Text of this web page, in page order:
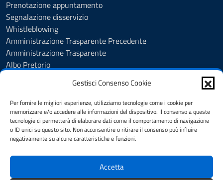
Gestisci Consenso Cookie
Per fornire le migliori esperienze, utilizziamo tecnologie come i cookie per
memorizzare e/o accedere alle informazioni del dispositivo. Il consenso a queste
tecnologie ci permetterà di elaborare dati come il comportamento di navigazione
o ID unici su questo sito. Non acconsentire o ritirare il consenso può influire
negativamente su alcune caratteristiche e funzioni.
Accetta
Prenotazione appuntamento
Segnalazione disservizio
Whistleblowing
Amministrazione Trasparente Precedente
Amministrazione Trasparente
Albo Pretorio
Informativa privacy
Dichiarazione di accessibilità
Obiettivi di accessibilità
Note legali